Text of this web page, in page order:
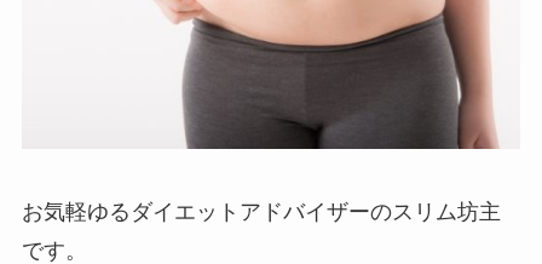
お気軽ゆるダイエットアドバイザーのスリム坊主
です。